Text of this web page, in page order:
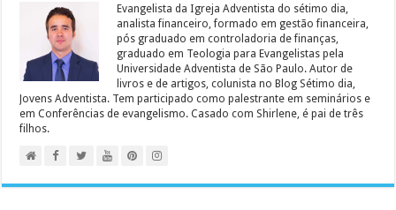
Evangelista da Igreja Adventista do sétimo dia,
analista financeiro, formado em gestão financeira,
pós graduado em controladoria de finanças,
graduado em Teologia para Evangelistas pela
Universidade Adventista de São Paulo. Autor de
livros e de artigos, colunista no Blog Sétimo dia,
Jovens Adventista. Tem participado como palestrante em seminários e
em Conferências de evangelismo. Casado com Shirlene, é pai de três
filhos.